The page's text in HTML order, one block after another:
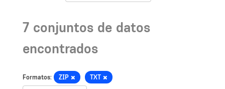
7 conjuntos de datos
encontrados
Formatos: ZIP TXT